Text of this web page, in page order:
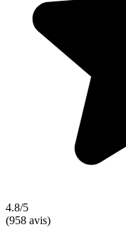
4.8/5
(958 avis)